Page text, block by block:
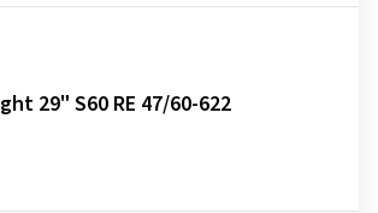
29" S60 RE 47/60-622